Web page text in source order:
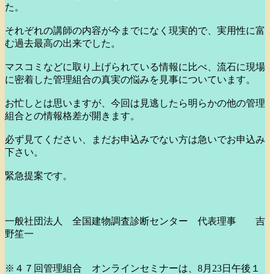
た。
それぞれの講師の内容が今までになく現実的で、実用性に富
む過去最高の出来でした。
マスコミなどに取り上げられている情報に比べ、流石に現場
に密着した管理組合の真実の悩みを見事についています。
お忙しとは思いますが、今回は見逃したら明らかの他の管理
組合との情報格差が開きます。
必ず見てください、まだお申込みでない方は急いでお申込み
下さい。
緊急提案です。
一般社団法人 全国建物調査診断センター 代表理事 吉
野笙一
※４７回管理組合 オンラインセミナーは、8月23日午後１